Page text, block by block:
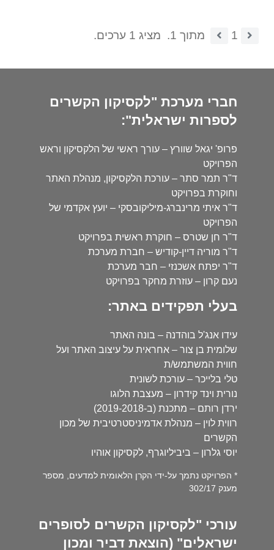
1 מתוך 1. מציג 1 ערכים.
חברי מערכת "לקסיקון הקשרים
לספרות ישראלית":
פרופ' יגאל שוורץ – עורך ראשי של הלקסיקון וראש
הפרויקט
ד"ר תמר סתר – עורכת הלקסיקון, מנהלת האתר
וחוקרת בפרויקט
ד"ר איתי מרינברג-מיליקובסקי – יועץ אקדמי של
הפרויקט
ד"ר חן שטרס – חוקרת ראשית בפרויקט
ד"ר מוריה דיין-קודיש – חברת מערכת
ד"ר יפתח אשכנזי – חבר מערכת
נעם קרון – עוזרת מחקר בפרויקט
בעלי תפקידים באתר:
עידו אנג'ל בוהדנה – בונה האתר
שלומית בן צור – אחראית על עיצוב האתר ועל
חווית המשתמש/ת
טלי בלייכר – עורכת לשונית
נורית וינד קידרון – מעצבת הלוגו
ירדן רותם – מתכנת (ב-2019-2018)
רווית לוין – מנהלת אדמיניסטרטיבית של מכון
הקשרים
יוסי גלרון – ביביליוגרף, לקסיקון אוהיו
* הפרויקט נתמך על-ידי הקרן הלאומית למדעים, מספר
מענק 302/17
עורכי "לקסיקון הקשרים לסופרים
ישראלים" (הוצאת דביר ומכון